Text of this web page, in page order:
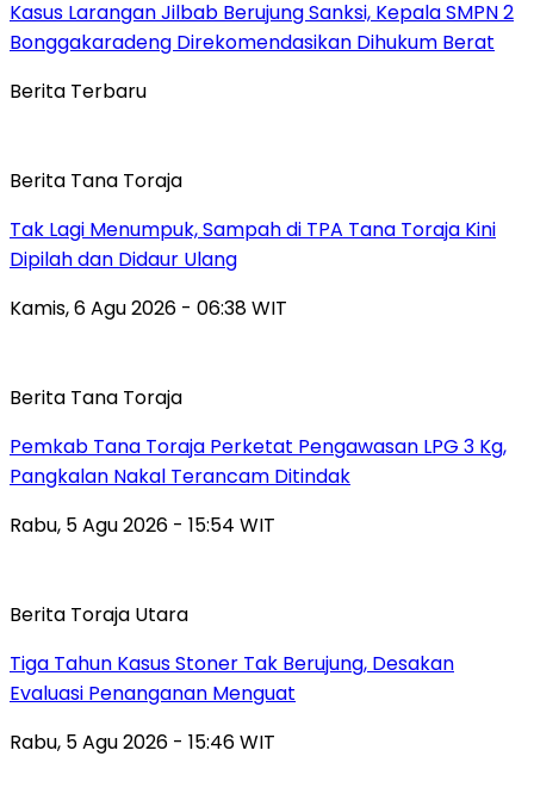
Kasus Larangan Jilbab Berujung Sanksi, Kepala SMPN 2
Bonggakaradeng Direkomendasikan Dihukum Berat
Berita Terbaru
Berita Tana Toraja
Tak Lagi Menumpuk, Sampah di TPA Tana Toraja Kini
Dipilah dan Didaur Ulang
Kamis, 6 Agu 2026 - 06:38 WIT
Berita Tana Toraja
Pemkab Tana Toraja Perketat Pengawasan LPG 3 Kg,
Pangkalan Nakal Terancam Ditindak
Rabu, 5 Agu 2026 - 15:54 WIT
Berita Toraja Utara
Tiga Tahun Kasus Stoner Tak Berujung, Desakan
Evaluasi Penanganan Menguat
Rabu, 5 Agu 2026 - 15:46 WIT